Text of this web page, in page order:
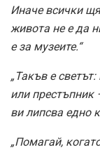
Иначе всички
живота не е да
е за музеите.“
„Такъв е
или
ви липсва едно
„Помагай,